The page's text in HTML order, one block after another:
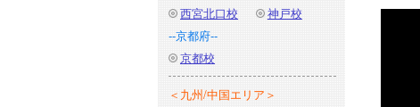
西宮北口校
神戸校
--京都府--
京都校
＜九州/中国エリア＞